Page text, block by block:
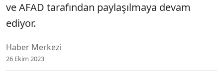
ve AFAD tarafından paylaşılmaya devam
ediyor.
Haber Merkezi
26 Ekim 2023